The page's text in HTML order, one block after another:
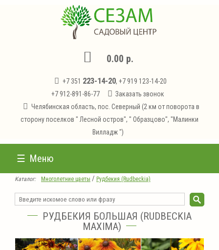
0.00 р.
+7 351 223-14-20, +7 919 123-14-20
+7 912-891-86-77
Заказать звонок
Челябинская область, пос. Северный (2 км от поворота в
сторону поселков " Лесной остров", " Образцово", "Малинки
Вилладж ")
Меню
Каталог: Многолетние цветы / Рудбекия (Rudbeckia)
РУДБЕКИЯ БОЛЬШАЯ (RUDBECKIA
MAXIMA)